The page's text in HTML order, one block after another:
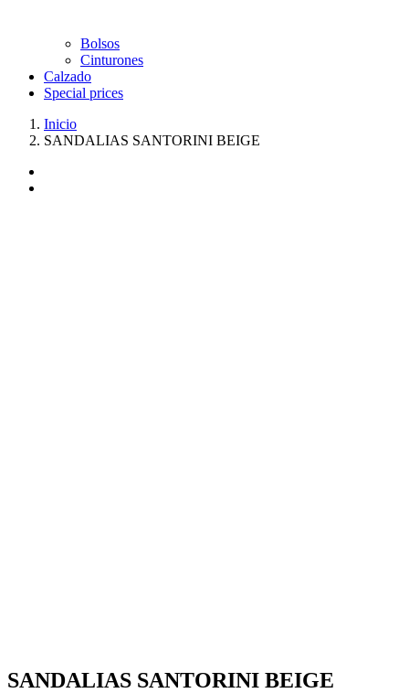
Bolsos
Cinturones
Calzado
Special prices
Inicio
SANDALIAS SANTORINI BEIGE
SANDALIAS SANTORINI BEIGE